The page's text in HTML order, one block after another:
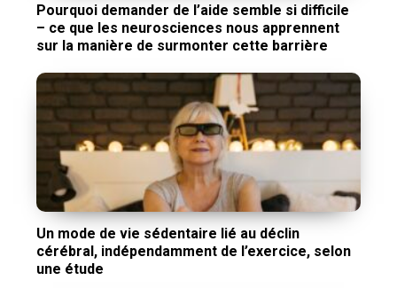
Pourquoi demander de l’aide semble si difficile
– ce que les neurosciences nous apprennent
sur la manière de surmonter cette barrière
Un mode de vie sédentaire lié au déclin
cérébral, indépendamment de l’exercice, selon
une étude